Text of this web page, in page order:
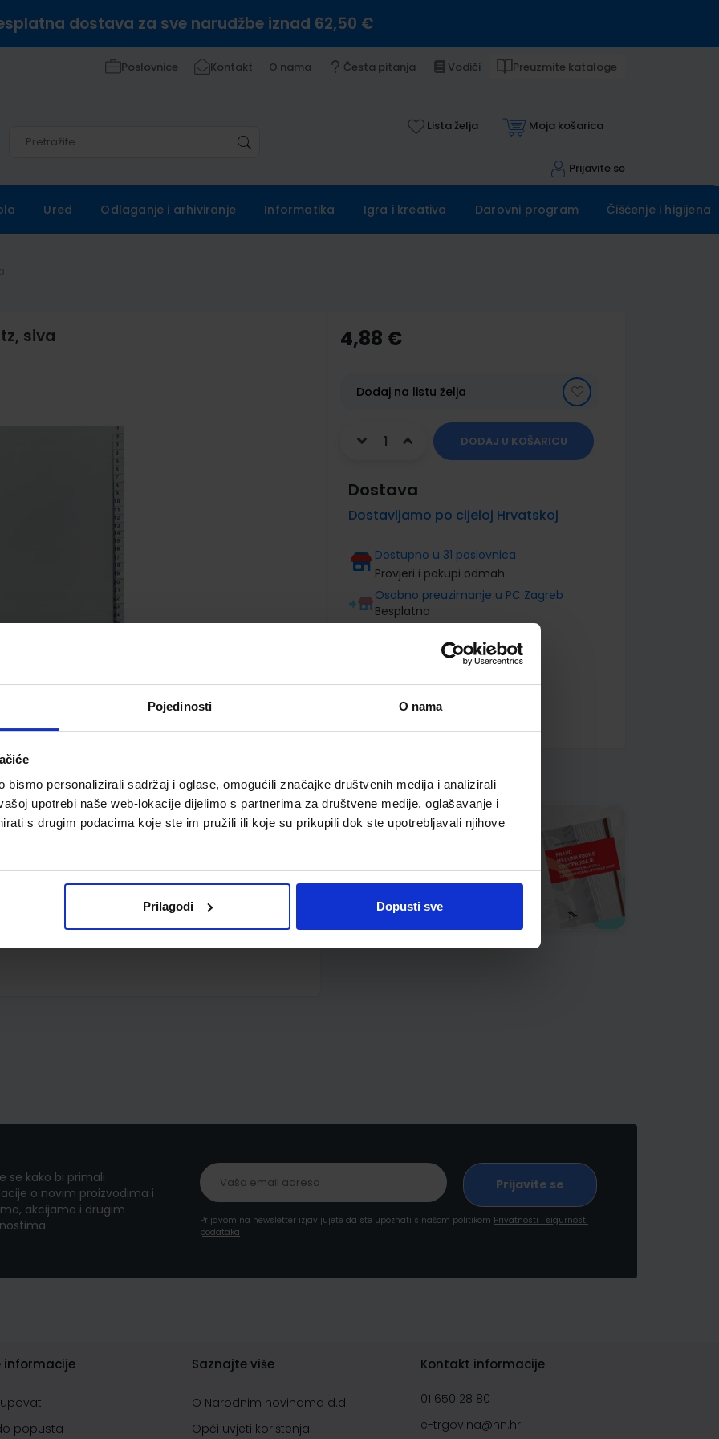
Pojedinosti O nama
bismo personalizirali sadržaj i oglase, omogućili značajke društvenih medija i analizirali
upotrebi naše web-lokacije dijelimo s partnerima za društvene medije, oglašavanje i
s drugim podacima koje ste im pružili ili koje su prikupili dok ste upotrebljavali njihove
Prilagodi Dopusti sve
dostava za sve narudžbe iznad 62,50 €
Poslovnice Kontakt O nama Česta pitanja Vodiči Preuzmite kataloge
Lista želja Moja košarica
Prijavite se
Ured Odlaganje i arhiviranje Informatika Igra i kreativa Darovni program Čišćenje i higijena
siva 4,88 €
Dodaj na listu želja
DODAJ U KOŠARICU
Dostava
Dostavljamo po cijeloj Hrvatskoj
Dostupno u 31 poslovnica
Provjeri i pokupi odmah
Osobno preuzimanje u PC Zagreb
Besplatno
1-31; set od 31 pregrade
se kako bi primali
o novim proizvodima i
akcijama i drugim
Prijavom na newsletter izjavljujete da ste upoznati s našom politikom Privatnosti i sigurnosti
podataka
informacije
popusta
Saznajte više
O Narodnim novinama d.d.
Opći uvjeti korištenja
Kontakt informacije
01 650 28 80
e-trgovina@nn.hr